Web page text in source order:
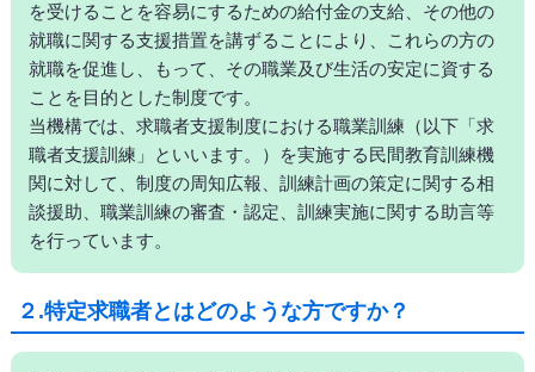
を受けることを容易にするための給付金の支給、その他の
就職に関する支援措置を講ずることにより、これらの方の
就職を促進し、もって、その職業及び生活の安定に資する
ことを目的とした制度です。
当機構では、求職者支援制度における職業訓練（以下「求
職者支援訓練」といいます。）を実施する民間教育訓練機
関に対して、制度の周知広報、訓練計画の策定に関する相
談援助、職業訓練の審査・認定、訓練実施に関する助言等
を行っています。
２.特定求職者とはどのような方ですか？